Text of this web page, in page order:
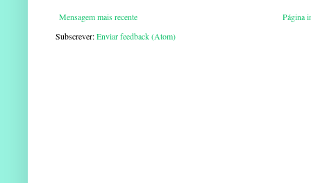
Mensagem mais recente
Página
Subscrever:Enviar feedback (Atom)